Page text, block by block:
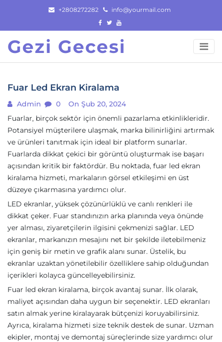
content
+2808272282 info@yourmail.com
Gezi Gecesi
Fuar Led Ekran Kiralama
Admin 0
On Şub 20, 2024
Fuarlar, birçok sektör için önemli pazarlama etkinlikleridir.
Potansiyel müşterilere ulaşmak, marka bilinirliğini artırmak
ve ürünleri tanıtmak için ideal bir platform sunarlar.
Fuarlarda dikkat çekici bir görüntü oluşturmak ise başarı
açısından kritik bir faktördür. Bu noktada, fuar led ekran
kiralama hizmeti, markaların görsel etkileşimi en üst
düzeye çıkarmasına yardımcı olur.
LED ekranlar, yüksek çözünürlüklü ve canlı renkleri ile
dikkat çeker. Fuar standınızın arka planında veya önünde
yer alması, ziyaretçilerin ilgisini çekmenizi sağlar. LED
ekranlar, markanızın mesajını net bir şekilde iletebilmeniz
için geniş bir metin ve grafik alanı sunar. Üstelik, bu
ekranlar uzaktan yönetilebilir özelliklere sahip olduğundan
içerikleri kolayca güncelleyebilirsiniz.
Fuar led ekran kiralama, birçok avantaj sunar. İlk olarak,
maliyet açısından daha uygun bir seçenektir. LED ekranları
satın almak yerine kiralayarak bütçenizi koruyabilirsiniz.
Ayrıca, kiralama hizmeti size teknik destek de sunar. Uzman
ekipler, montaj ve demontaj süreçlerinde size yardımcı olur